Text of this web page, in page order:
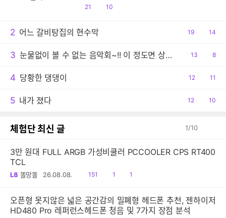
공
21
댓
10
2 어느 갈비탕집의 현수막
공
19
댓
14
3 눈물없이 볼 수 없는 음악회~!! 이 정도면 상줘야..ㅠ
공
13
댓
8
4 당황한 댕댕이
공
12
댓
11
5 내가 졌다
공
12
댓
10
체험단 최신 글 1/10
3만 원대 FULL ARGB 가성비쿨러 PCCOOLER CPS RT400
TCL
L8 똘망똘 26.08.08.
읽
151
공1
댓1
오픈형 못지않은 넓은 공간감의 밀폐형 헤드폰 추천, 젠하이저
HD480 Pro 레퍼런스헤드폰 청음 및 7가지 장점 분석